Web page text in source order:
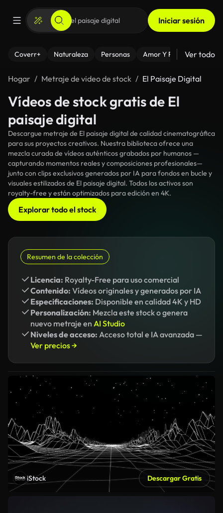
Iniciar sesión
Coverr+ Naturaleza Personas Amor Y Relaciones
Ver todo
Hogar Metraje de video de stock El Paisaje Digital
Vídeos de stock gratis de El
paisaje digital
Descargue metraje de El paisaje digital de calidad cinematográfica
para sus proyectos creativos. Nuestra biblioteca ofrece una
mezcla curada de vídeos auténticos grabados por humanos —
capturando momentos reales y composiciones profesionales—
junto con clips exclusivos generados por IA para fondos en bucle y
visuales estilizados de El paisaje digital. Todos los activos son
royalty-free y están optimizados para edición en 4K.
Explorar todo el stock
Resumen de la colección
Licencia: Royalty-Free para uso comercial
Contenido: Vídeos originales y generados por IA
Especificaciones: Disponible en calidad 4K y HD
Personalización: Mezcla este stock o genera
nuevo metraje en AI Studio
Niveles de acceso: Acceso total e IA avanzada —
Ver precios →
iStock Descargar Gratis